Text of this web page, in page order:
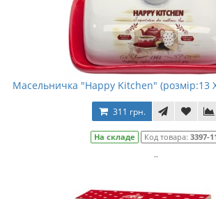
Масельничка "Happy Kitchen" (розмір:13
311 грн.
На складе Код товара: 3397-
..